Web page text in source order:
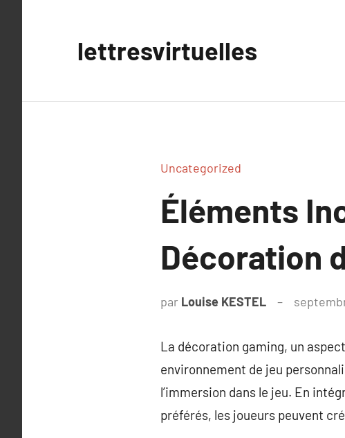
lettresvirtuelles
Uncategorized
Éléments
Décoration
par Louise KESTEL
La décoration gaming, un
environnement de jeu
l’immersion dans le jeu. En
préférés, les joueurs peuvent